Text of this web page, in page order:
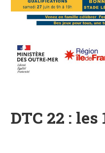
DTC 22 : les